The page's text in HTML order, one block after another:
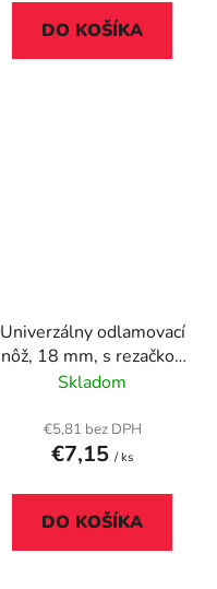
DO KOŠÍKA
Univerzálny odlamovací
nôž, 18 mm, s rezačkou
na fóliu, WEDO
Skladom
€5,81 bez DPH
€7,15 / ks
DO KOŠÍKA